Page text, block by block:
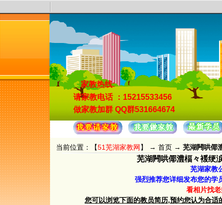
家教热线:
请家教电话 ：15215533456
做家教加群 QQ群531664674
当前位置：【51芜湖家教网】 → 首页 → 芜湖闁哄倻
芜湖闁哄倻澧楅々褑绠
芜湖家教
强烈推荐您详细发布您的学
看相片找
您可以浏览下面的教员简历,预约您认为合